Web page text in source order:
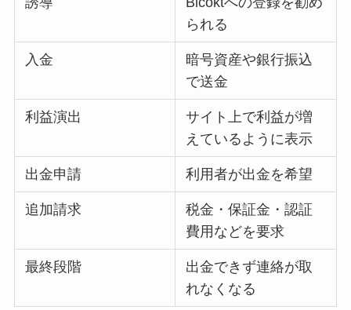
られる
入金
暗号資産や銀行振込
で送金
利益演出
サイト上で利益が増
えているように表示
出金申請 利用者が出金を希望
追加請求
税金・保証金・認証
費用などを要求
最終段階
出金できず連絡が取
れなくなる